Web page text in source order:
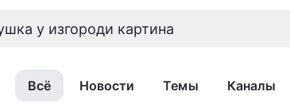
Всё Новости Темы Каналы